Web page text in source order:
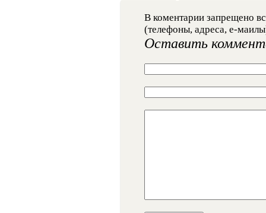
В коментарии запрещено
(телефоны, адреса, е-
Оставить